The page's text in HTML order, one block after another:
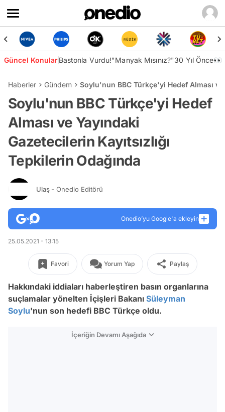
Güncel KonularBastonla Vurdu!"Manyak Mısınız?"30 Yıl Önce👀
Haberler Gündem Soylu'nun BBC Türkçe'yi Hedef Alması ve
Soylu'nun BBC Türkçe'yi Hedef
Alması ve Yayındaki
Gazetecilerin Kayıtsızlığı
Tepkilerin Odağında
Ulaş - Onedio Editörü
Onedio’yu Google'a ekleyin
25.05.2021 - 13:15
Favori Yorum Yap Paylaş
Hakkındaki iddiaları haberleştiren basın organlarına
suçlamalar yönelten İçişleri Bakanı Süleyman
Soylu'nun son hedefi BBC Türkçe oldu.
İçeriğin Devamı Aşağıda